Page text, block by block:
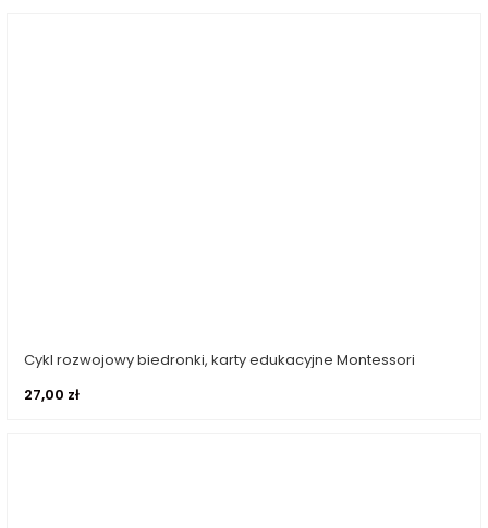
Dodaj do koszyka
Cykl rozwojowy biedronki, karty edukacyjne Montessori
27,00 zł